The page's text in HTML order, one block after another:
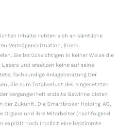
Inhalte richten sich an sämtliche
Vermögenssituation, ihrem
Sie berücksichtigen in keiner Weise die
und ersetzen keine auf seine
fachkundige Anlageberatung.Der
die zum Totalverlust des eingesetzten
Vergangenheit erzielte Gewinne bieten
der Zukunft. Die Smartbroker Holding AG,
Organe und ihre Mitarbeiter (nachfolgend
explizit noch implizit eine bestimmte